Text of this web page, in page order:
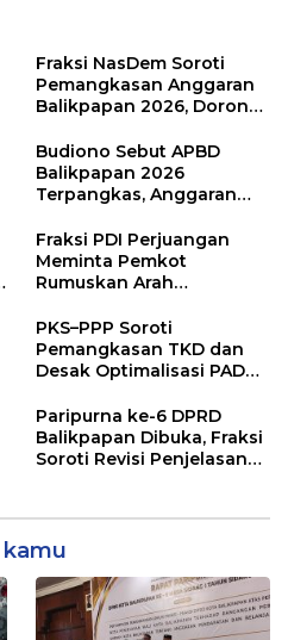
Fraksi NasDem Soroti
Pemangkasan Anggaran
Balikpapan 2026, Dorong
Publik
Budiono Sebut APBD
Balikpapan 2026
Terpangkas, Anggaran
Fraksi PDI Perjuangan
Meminta Pemkot
Rumuskan Arah
Terukur sebagai
Penyangga IKN
PKS–PPP Soroti
Pemangkasan TKD dan
Desak Optimalisasi PAD
Balikpapan 2026
Paripurna ke-6 DPRD
Balikpapan Dibuka, Fraksi
Soroti Revisi Penjelasan